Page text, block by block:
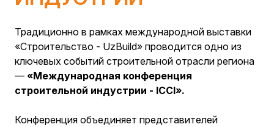
Традиционно в рамках международной выставки
«Строительство - UzBuild» проводится одно из
ключевых событий строительной отрасли региона
— «Международная конференция
строительной индустрии - ICCI».
Конференция объединяет представителей